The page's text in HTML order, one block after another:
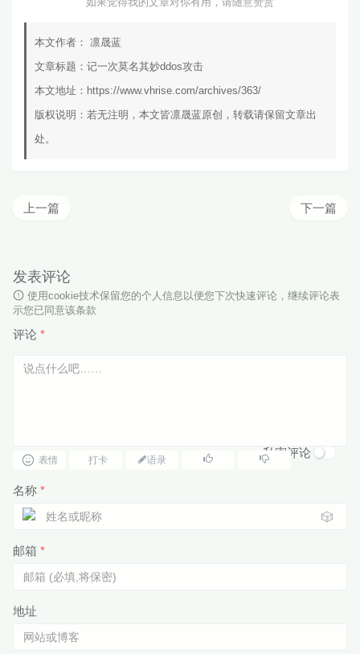
本文作者： 凛晟蓝
文章标题： 记一次莫名其妙ddos攻击
本文地址： https://www.vhrise.com/archives/363/
版权说明：若无注明，本文皆凛晟蓝原创，转载请保留文章出
处。
下一篇
上一篇
发表评论
使用cookie技术保留您的个人信息以便您下次快速评论，继续评论表
示您已同意该条款
评论 *
表情 打卡 语录
私密评论
名称 *
🎲
邮箱 *
地址